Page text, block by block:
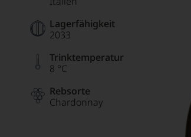
Lagerfähigkeit
2033
Trinktemperatur
8 °C
Rebsorte
Chardonnay